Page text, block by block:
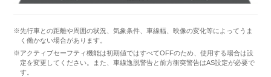
※先行車との距離や周囲の状況、気象条件、車線幅、映像の変化等によってうま
く働かない場合があります。
※アクティブセーフティ機能は初期値ではすべてOFFのため、使用する場合は設
定を変更してください。また、車線逸脱警告と前方衝突警告はAS設定が必要で
す。